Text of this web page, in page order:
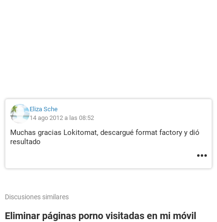
Eliza Sche
14 ago 2012 a las 08:52
Muchas gracias Lokitomat, descargué format factory y dió
resultado
Discusiones similares
Eliminar páginas porno visitadas en mi móvil